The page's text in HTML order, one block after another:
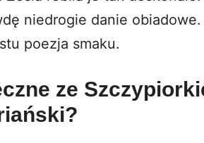
niedrogie danie
poezja smaku.
ze